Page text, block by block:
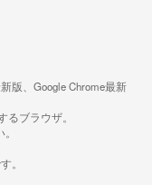
版、Google Chrome最新
るブラウザ。
。